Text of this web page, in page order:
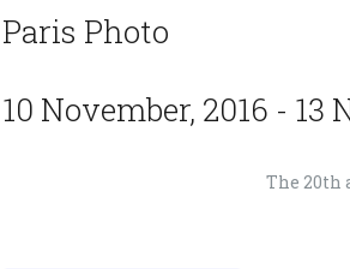
Paris Photo
10 November, 2016 - 13
The 20th